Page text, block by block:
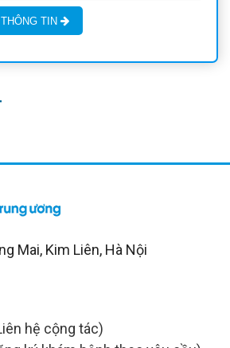
TIN
Mai, Kim Liên, Hà Nội
hệ cộng tác)